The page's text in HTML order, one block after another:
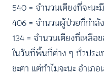
540 = จำนวนเตียงที่จะน
406 = จำนวนผู้ป่วยที่กำลั
134 = จำนวนเตียงที่เหลือ
ในวันที่พื้นที่ต่าง ๆ ทั่วประ
ชะตา แต่ทำไมจะนะ อำเ